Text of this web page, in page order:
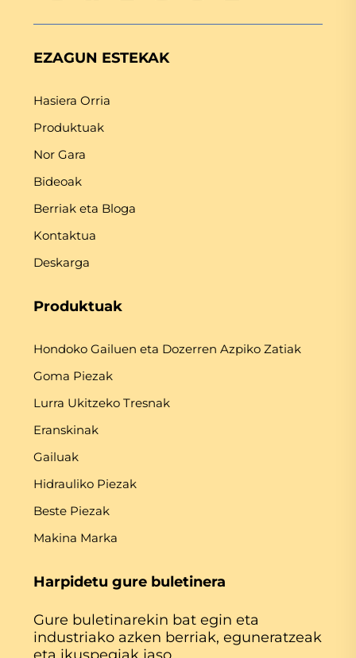
EZAGUN ESTEKAK
Hasiera Orria
Produktuak
Nor Gara
Bideoak
Berriak eta Bloga
Kontaktua
Deskarga
Produktuak
Hondoko Gailuen eta Dozerren Azpiko Zatiak
Goma Piezak
Lurra Ukitzeko Tresnak
Eranskinak
Gailuak
Hidrauliko Piezak
Beste Piezak
Makina Marka
Harpidetu gure buletinera
Gure buletinarekin bat egin eta
industriako azken berriak, eguneratzeak